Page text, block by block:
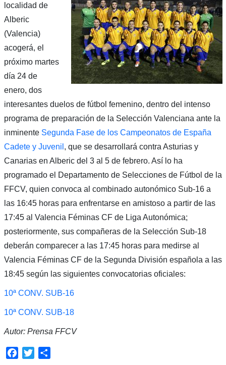
localidad de
Alberic
(Valencia)
acogerá, el
próximo martes
día 24 de
enero, dos
interesantes duelos de fútbol femenino, dentro del intenso
programa de preparación de la Selección Valenciana ante la
inminente Segunda Fase de los Campeonatos de España
Cadete y Juvenil , que se desarrollará contra Asturias y
Canarias en Alberic del 3 al 5 de febrero. Así lo ha
programado el Departamento de Selecciones de Fútbol de la
FFCV, quien convoca al combinado autonómico Sub-16 a
las 16:45 horas para enfrentarse en amistoso a partir de las
17:45 al Valencia Féminas CF de Liga Autonómica;
posteriormente, sus compañeras de la Selección Sub-18
deberán comparecer a las 17:45 horas para medirse al
Valencia Féminas CF de la Segunda División española a las
18:45 según las siguientes convocatorias oficiales:
10ª CONV. SUB-16
10ª CONV. SUB-18
Autor: Prensa FFCV
Facebook
Twitter